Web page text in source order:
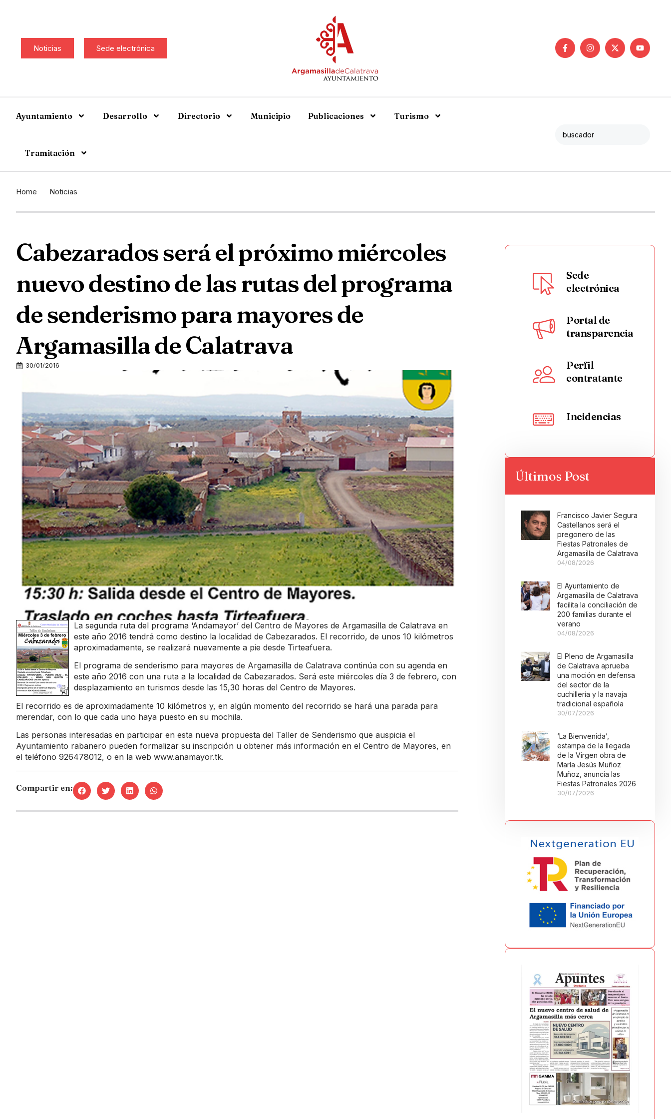
Noticias Sede electrónica
Ayuntamiento Desarrollo Directorio Municipio Publicaciones Turismo
Tramitación
Home Noticias
Cabezarados será el próximo miércoles
nuevo destino de las rutas del programa
de senderismo para mayores de
Argamasilla de Calatrava
30/01/2016
La segunda ruta del programa ‘Andamayor’ del Centro de Mayores de Argamasilla de Calatrava en
este año 2016 tendrá como destino la localidad de Cabezarados. El recorrido, de unos 10 kilómetros
aproximadamente, se realizará nuevamente a pie desde Tirteafuera.
El programa de senderismo para mayores de Argamasilla de Calatrava continúa con su agenda en
este año 2016 con una ruta a la localidad de Cabezarados. Será este miércoles día 3 de febrero, con
desplazamiento en turismos desde las 15,30 horas del Centro de Mayores.
El recorrido es de aproximadamente 10 kilómetros y, en algún momento del recorrido se hará una parada para
merendar, con lo que cada uno haya puesto en su mochila.
Las personas interesadas en participar en esta nueva propuesta del Taller de Senderismo que auspicia el
Ayuntamiento rabanero pueden formalizar su inscripción u obtener más información en el Centro de Mayores, en
el teléfono 926478012, o en la web www.anamayor.tk.
Compartir en:
Sede
electrónica
Portal de
transparencia
Perfil
contratante
Incidencias
Últimos Post
Francisco Javier Segura
Castellanos será el
pregonero de las
Fiestas Patronales de
Argamasilla de Calatrava
04/08/2026
El Ayuntamiento de
Argamasilla de Calatrava
facilita la conciliación de
200 familias durante el
verano
04/08/2026
El Pleno de Argamasilla
de Calatrava aprueba
una moción en defensa
del sector de la
cuchillería y la navaja
tradicional española
30/07/2026
‘La Bienvenida’,
estampa de la llegada
de la Virgen obra de
María Jesús Muñoz
Muñoz, anuncia las
Fiestas Patronales 2026
30/07/2026